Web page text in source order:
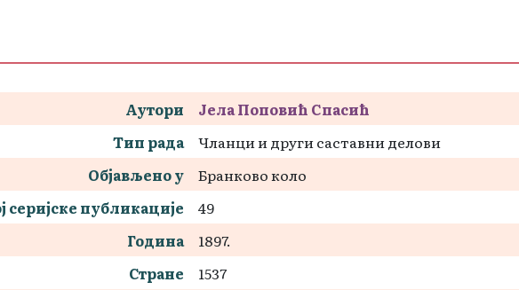
Аутори
Јела Поповић Спасић
Тип рада
Чланци и други саставни делови
Објављено у
Бранково коло
серијске публикације
49
Година
1897.
Стране
1537